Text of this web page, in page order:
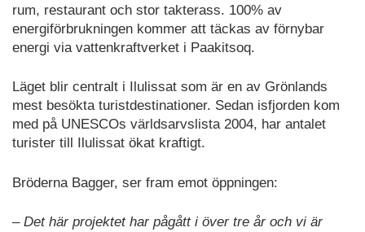
rum, restaurant och stor takterass. 100% av
energiförbrukningen kommer att täckas av förnybar
energi via vattenkraftverket i Paakitsoq.
Läget blir centralt i Ilulissat som är en av Grönlands
mest besökta turistdestinationer. Sedan isfjorden kom
med på UNESCOs världsarvslista 2004, har antalet
turister till Ilulissat ökat kraftigt.
Bröderna Bagger, ser fram emot öppningen:
– Det här projektet har pågått i över tre år och vi är